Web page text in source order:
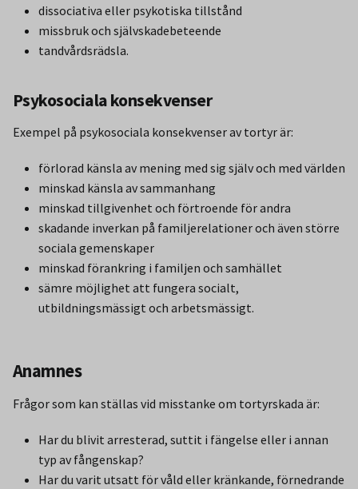
dissociativa eller psykotiska tillstånd
missbruk och självskadebeteende
tandvårdsrädsla.
Psykosociala konsekvenser
Exempel på psykosociala konsekvenser av tortyr är:
förlorad känsla av mening med sig själv och med världen
minskad känsla av sammanhang
minskad tillgivenhet och förtroende för andra
skadande inverkan på familjerelationer och även större
sociala gemenskaper
minskad förankring i familjen och samhället
sämre möjlighet att fungera socialt,
utbildningsmässigt och arbetsmässigt.
Anamnes
Frågor som kan ställas vid misstanke om tortyrskada är:
Har du blivit arresterad, suttit i fängelse eller i annan
typ av fångenskap?
Har du varit utsatt för våld eller kränkande, förnedrande